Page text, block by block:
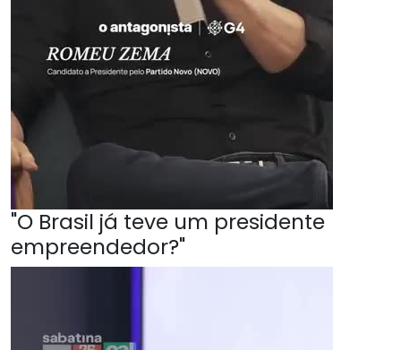
"O Brasil já teve um presidente
empreendedor?"